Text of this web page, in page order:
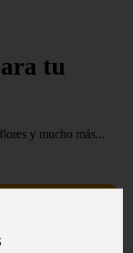
tu
y mucho más...